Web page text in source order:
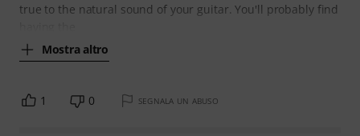
true to the natural sound of your guitar. You'll probably find
Mostra altro
1 0 SEGNALA UN ABUSO